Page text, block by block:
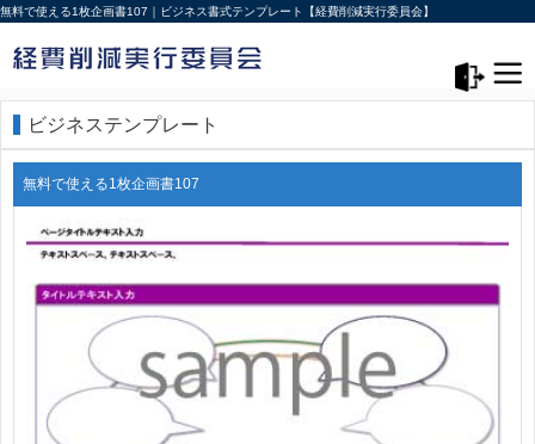
無料で使える1枚企画書107｜ビジネス書式テンプレート【経費削減実行委員会】
ビジネステンプレート
無料で使える1枚企画書107